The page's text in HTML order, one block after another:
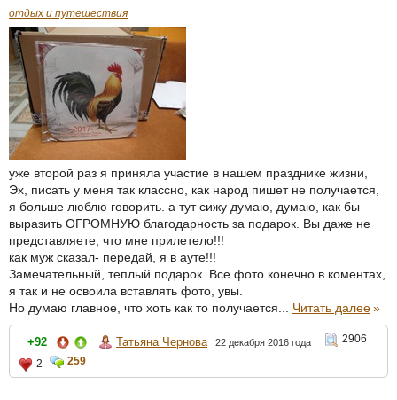
отдых и путешествия
уже второй раз я приняла участие в нашем празднике жизни,
Эх, писать у меня так классно, как народ пишет не получается,
я больше люблю говорить. а тут сижу думаю, думаю, как бы
выразить ОГРОМНУЮ благодарность за подарок. Вы даже не
представляете, что мне прилетело!!!
как муж сказал- передай, я в ауте!!!
Замечательный, теплый подарок. Все фото конечно в коментах,
я так и не освоила вставлять фото, увы.
Но думаю главное, что хоть как то получается... Читать далее»
+92 Татьяна Чернова 22 декабря 2016 года
2906
2
259